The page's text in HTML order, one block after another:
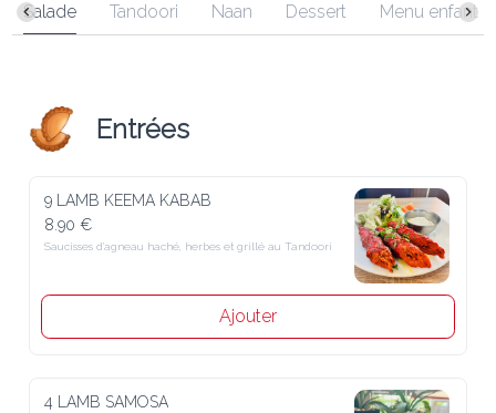
Salade Tandoori Naan Dessert Menu enfant
Entrées
9 LAMB KEEMA KABAB
8.90 €
Saucisses d’agneau haché, herbes et grillé au Tandoori
Ajouter
4 LAMB SAMOSA